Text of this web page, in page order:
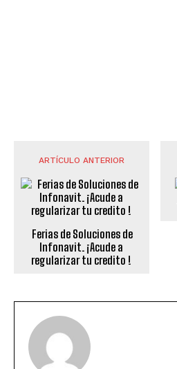
ARTÍCULO ANTERIOR
Ferias de Soluciones de
Infonavit. ¡Acude a
regularizar tu credito !